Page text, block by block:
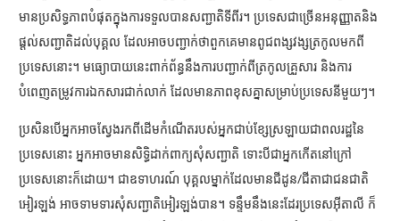
មានប្រសិទ្ធភាពបំផុតក្នុងការទទួលបានសញ្ជាតិទីពីរ។ ប្រទេសជាច្រើនអនុញ្ញាតនិង
ផ្តល់សញ្ជាតិដល់បុគ្គល ដែលអាចបញ្ជាក់ថាពួកគេមានពូជពង្សវង្សត្រកូលមកពី
ប្រទេសនោះ។ មធ្យោបាយនេះពាក់ព័ន្ធនឹងការបញ្ជាក់ពីត្រកូលគ្រួសារ និងការ
បំពេញតម្រូវការឯកសារជាក់លាក់ ដែលមានភាពខុសគ្នាសម្រាប់ប្រទេសនីមួយៗ។
ប្រសិនបើអ្នកអាចស្វែងរកពីដើមកំណើតរបស់អ្នកជាប់ខ្សែស្រឡាយជាពលរដ្ឋនៃ
ប្រទេសនោះ អ្នកអាចមានសិទ្ធិដាក់ពាក្យសុំសញ្ជាតិ ទោះបីជាអ្នកកើតនៅក្រៅ
ប្រទេសនោះក៏ដោយ។ ជាឧទាហរណ៍ បុគ្គលម្នាក់ដែលមានជីដូន/ជីតាជាជនជាតិ
អៀរឡង់ អាចទាមទារសុំសញ្ជាតិអៀរឡង់បាន។ ទន្ទឹមនឹងនេះដែរប្រទេសអ៊ីតាលី​ ក៏